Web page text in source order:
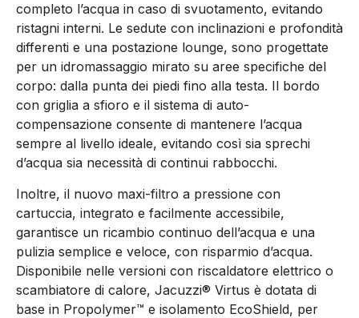
completo l’acqua in caso di svuotamento, evitando
ristagni interni. Le sedute con inclinazioni e profondità
differenti e una postazione lounge, sono progettate
per un idromassaggio mirato su aree specifiche del
corpo: dalla punta dei piedi fino alla testa. Il bordo
con griglia a sfioro e il sistema di auto-
compensazione consente di mantenere l’acqua
sempre al livello ideale, evitando così sia sprechi
d’acqua sia necessità di continui rabbocchi.
Inoltre, il nuovo maxi-filtro a pressione con
cartuccia, integrato e facilmente accessibile,
garantisce un ricambio continuo dell’acqua e una
pulizia semplice e veloce, con risparmio d’acqua.
Disponibile nelle versioni con riscaldatore elettrico o
scambiatore di calore, Jacuzzi® Virtus è dotata di
base in Propolymer™ e isolamento EcoShield, per